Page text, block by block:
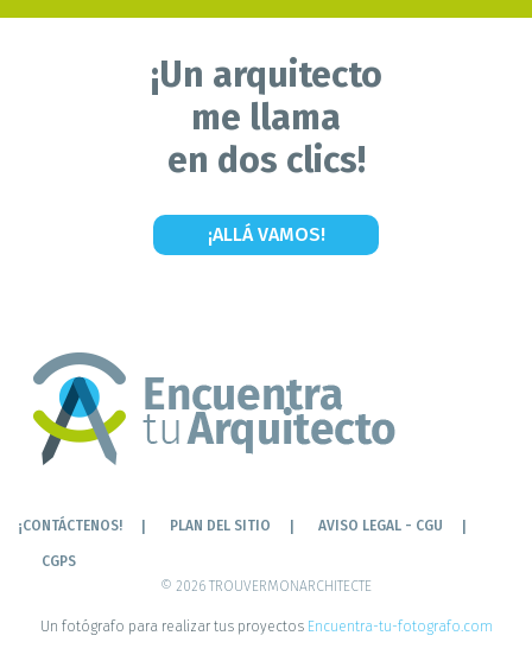
¡Un arquitecto
me llama
en dos clics!
¡ALLÁ VAMOS!
¡CONTÁCTENOS! PLAN DEL SITIO AVISO LEGAL - CGU
CGPS
© 2026 TROUVERMONARCHITECTE
Un fotógrafo para realizar tus proyectos Encuentra-tu-fotografo.com